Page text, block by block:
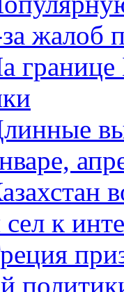
жалоб
границе
к